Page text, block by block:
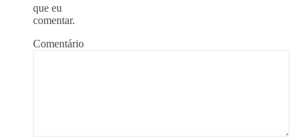
que eu
comentar.
Comentário